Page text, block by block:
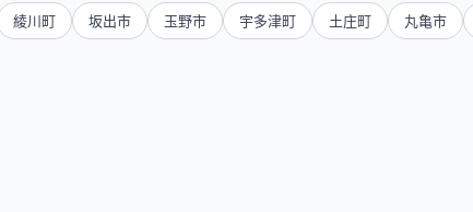
綾川町 坂出市 玉野市 宇多津町 土庄町 丸亀市